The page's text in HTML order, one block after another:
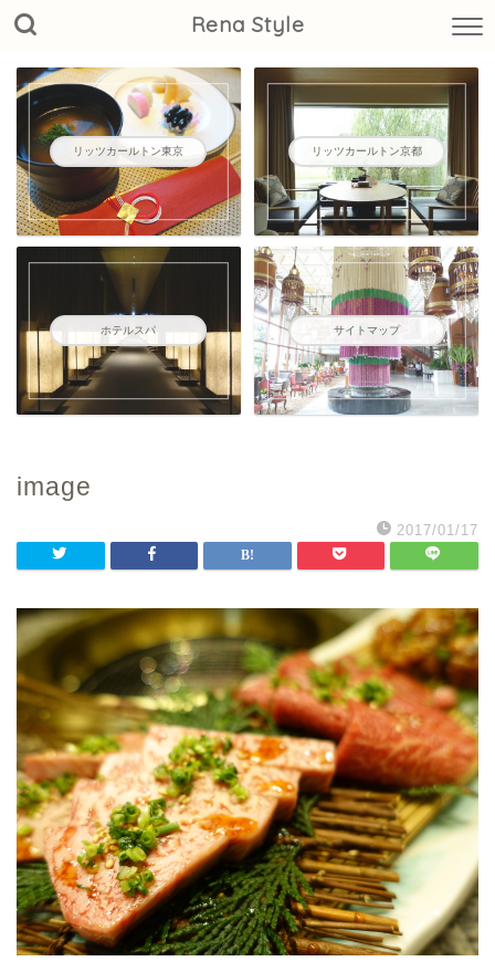
Rena Style
リッツカールトン東京 リッツカールトン京都
ホテルスパ サイトマップ
image
2017/01/17